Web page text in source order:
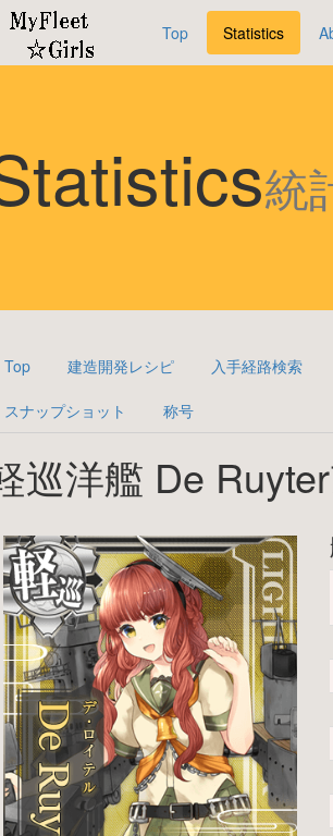
Top Statistics
統
Top 建造開発レシピ 入手経路検索
スナップショット 称号
巡洋艦 De